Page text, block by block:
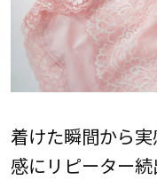
着けた瞬間から
感にリピーター